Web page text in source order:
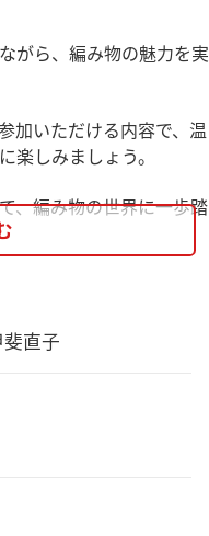
がら、編み物の魅力を実
加いただける内容で、温
楽しみましょう。
、編み物の世界に一歩踏
』（日東書院本社刊）の
ポットマットを作りま
直子